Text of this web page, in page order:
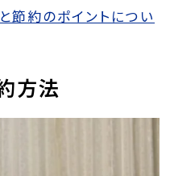
節約のポイントについ
方法